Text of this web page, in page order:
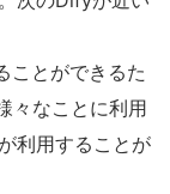
ことができるた
々なことに利用
利用することが